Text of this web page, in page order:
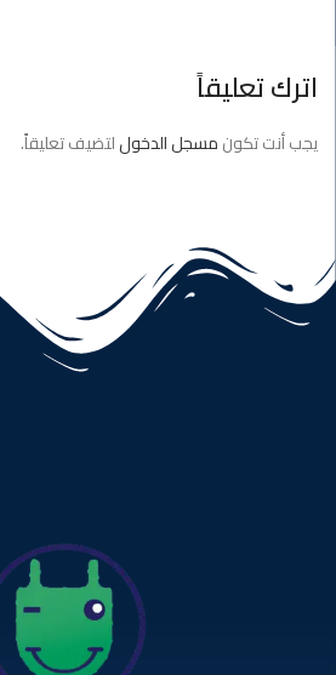
اترك تعليقاً
يجب أنت تكونمسجل الدخوللتضيف تعليقاً.